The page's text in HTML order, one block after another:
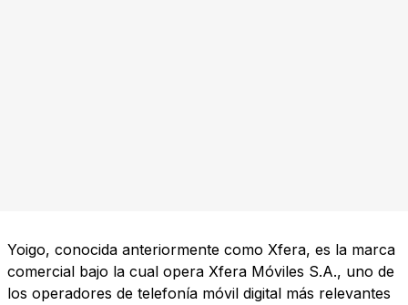
Yoigo, conocida anteriormente como Xfera, es la marca
comercial bajo la cual opera Xfera Móviles S.A., uno de
los operadores de telefonía móvil digital más relevantes